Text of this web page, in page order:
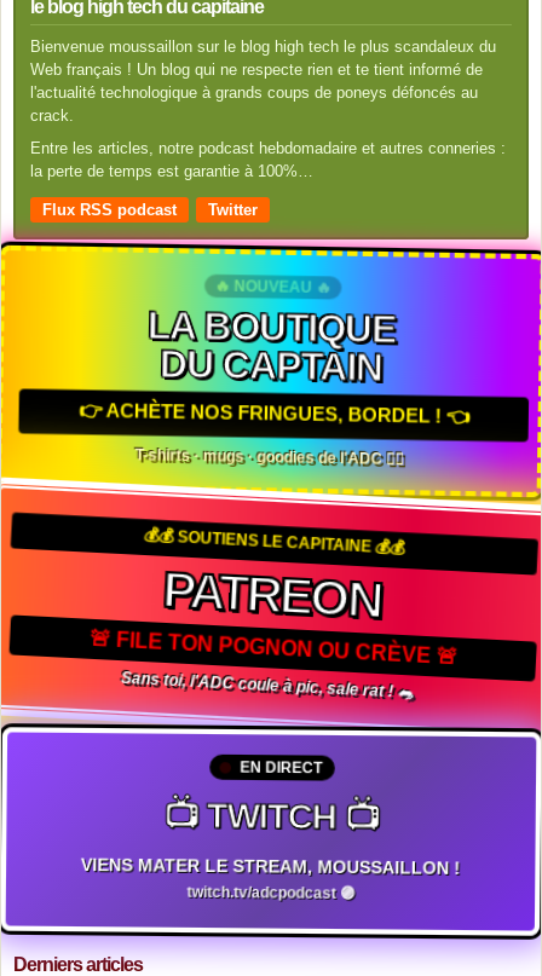
le blog high tech du capitaine
Bienvenue moussaillon sur le blog high tech le plus scandaleux du
Web français ! Un blog qui ne respecte rien et te tient informé de
l'actualité technologique à grands coups de poneys défoncés au
crack.
Entre les articles, notre podcast hebdomadaire et autres conneries :
la perte de temps est garantie à 100%…
Flux RSS podcast Twitter
🔥 NOUVEAU 🔥
LA BOUTIQUE
DU CAPTAIN
👉 ACHÈTE NOS FRINGUES, BORDEL ! 👈
T-shirts · mugs · goodies de l'ADC 🏴‍☠️
💰💰 SOUTIENS LE CAPITAINE 💰💰
PATREON
🚨 FILE TON POGNON OU CRÈVE 🚨
Sans toi, l'ADC coule à pic, sale rat ! 🐀
EN DIRECT
📺 TWITCH 📺
VIENS MATER LE STREAM, MOUSSAILLON !
twitch.tv/adcpodcast 🟣
Derniers articles